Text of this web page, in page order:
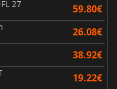
27
59.80€
26.08€
38.92€
19.22€